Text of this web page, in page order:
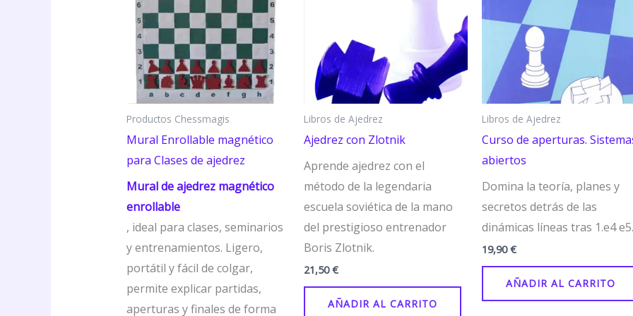
Productos Chessmagis
Mural Enrollable magnético
para Clases de ajedrez
Mural de ajedrez magnético
enrollable
, ideal para clases, seminarios
y entrenamientos. Ligero,
portátil y fácil de colgar,
permite explicar partidas,
aperturas y finales de forma
Libros de Ajedrez
Ajedrez con Zlotnik
Aprende ajedrez con el
método de la legendaria
escuela soviética de la mano
del prestigioso entrenador
Boris Zlotnik.
21,50€
AÑADIR AL CARRITO
Libros de Ajedrez
Curso de aperturas.
abiertos
Domina la teoría, planes y
secretos detrás de las
dinámicas líneas tras 1.e4 e5.
19,90€
AÑADIR AL CARRITO